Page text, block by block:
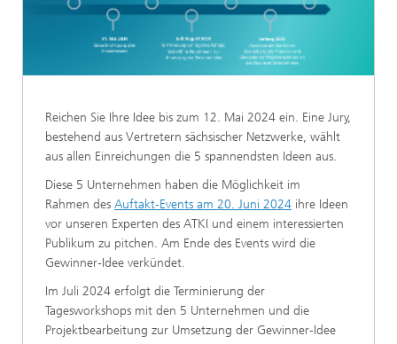
Reichen Sie Ihre Idee bis zum 12. Mai 2024 ein. Eine Jury,
bestehend aus Vertretern sächsischer Netzwerke, wählt
aus allen Einreichungen die 5 spannendsten Ideen aus.
Diese 5 Unternehmen haben die Möglichkeit im
Rahmen des Auftakt-Events am 20. Juni 2024 ihre Ideen
vor unseren Experten des ATKI und einem interessierten
Publikum zu pitchen. Am Ende des Events wird die
Gewinner-Idee verkündet.
Im Juli 2024 erfolgt die Terminierung der
Tagesworkshops mit den 5 Unternehmen und die
Projektbearbeitung zur Umsetzung der Gewinner-Idee